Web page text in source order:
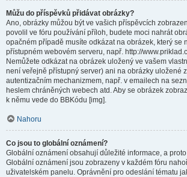
Můžu do příspěvků přidávat obrázky?
Ano, obrázky můžou být ve vašich příspěvcích
povolil ve fóru používání příloh, budete moci nahrát
opačném případě musíte odkázat na obrázek, který se
přístupném webovém serveru, např. http://
Nemůžete odkázat na obrázek uložený ve vašem
není veřejně přístupný server) ani na obrázky uložené
autentizačním mechanizmem, např. v emailech na
heslem chráněných webech atd. Aby se obrázek
k němu vede do BBKódu [img].
Nahoru
Co jsou to globální oznámení?
Globální oznámení obsahují důležité informace, a
Globální oznámení jsou zobrazeny v každém fóru
uživatelském panelu. Oprávnění pro odeslání tématu